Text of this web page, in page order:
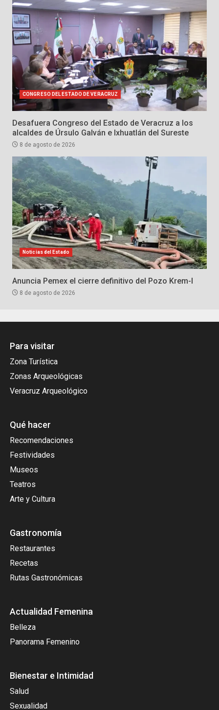
CONGRESO DEL ESTADO DE VERACRUZ
Desafuera Congreso del Estado de Veracruz a los
alcaldes de Úrsulo Galván e Ixhuatlán del Sureste
8 de agosto de 2026
Noticias del Estado
Anuncia Pemex el cierre definitivo del Pozo Krem-I
8 de agosto de 2026
Para visitar
Zona Turística
Zonas Arqueológicas
Veracruz Arqueológico
Qué hacer
Recomendaciones
Festividades
Museos
Teatros
Arte y Cultura
Gastronomía
Restaurantes
Recetas
Rutas Gastronómicas
Actualidad Femenina
Belleza
Panorama Femenino
Bienestar e Intimidad
Salud
Sexualidad